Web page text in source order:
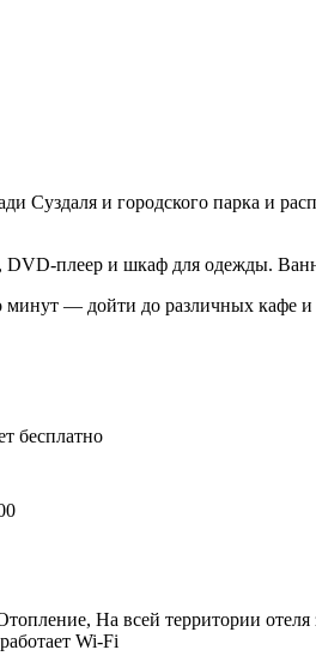
Суздаля и городского парка и
DVD-плеер и шкаф для одежды.
минут — дойти до различных кафе и
бесплатно
На всей территории
Wi-Fi